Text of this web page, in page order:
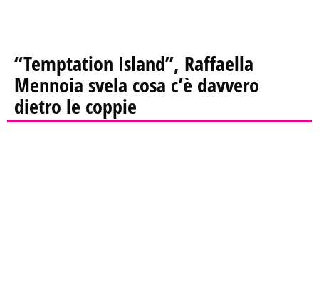
“Temptation Island”, Raffaella
Mennoia svela cosa c’è davvero
dietro le coppie